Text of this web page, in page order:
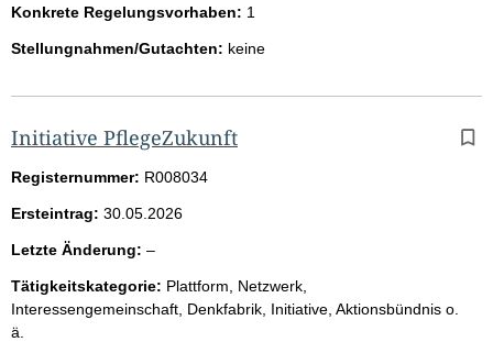
Konkrete Regelungsvorhaben: 1
Stellungnahmen/Gutachten: keine
Initiative PflegeZukunft
Registernummer: R008034
Ersteintrag: 30.05.2026
Letzte Änderung: –l
e
r
Tätigkeitskategorie: Plattform, Netzwerk,
Interessengemeinschaft, Denkfabrik, Initiative, Aktionsbündnis o.
ä.